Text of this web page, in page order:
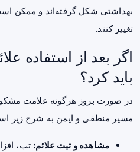
بهداشتی شکل گرفته‌اند و ممکن
تغییر کنند.
اگر بعد از استفاده
باید کرد؟
در صورت بروز هرگونه علامت
مسیر منطقی و ایمن به شرح زیر
مشاهده و ثبت علائم: تب،